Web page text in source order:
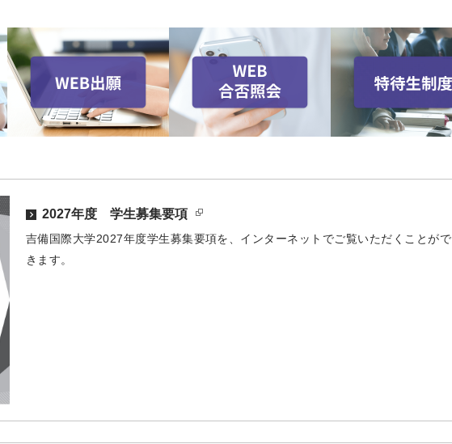
2027年度 学生募集要項
吉備国際大学2027年度学生募集要項を、インターネットでご覧いただくことがで
きます。